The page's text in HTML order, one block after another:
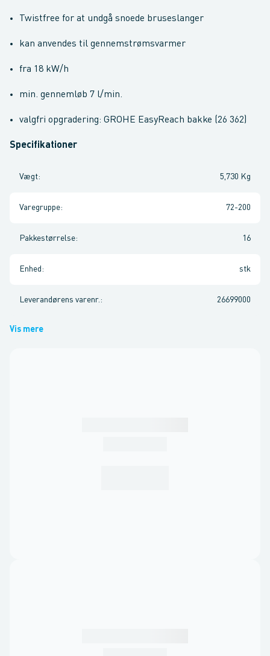
Twistfree for at undgå snoede bruseslanger
kan anvendes til gennemstrømsvarmer
fra 18 kW/h
min. gennemløb 7 l/min.
valgfri opgradering: GROHE EasyReach bakke (26 362)
Specifikationer
Vægt: 5,730 Kg
Varegruppe: 72-200
Pakkestørrelse: 16
Enhed : stk
Leverandørens varenr. : 26699000
Vis mere